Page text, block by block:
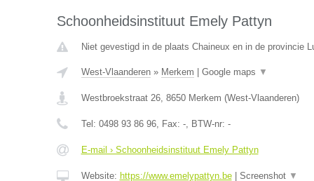
Schoonheidsinstituut Emely Pattyn
Niet gevestigd in de plaats Chaineux en in de provincie
West-Vlaanderen» Merkem Google maps ▼
Westbroekstraat 26, 8650 Merkem (West-Vlaanderen)
Tel: 0498 93 86 96, Fax: -, BTW-nr: -
E-mail › Schoonheidsinstituut Emely Pattyn
Website: https://www.emelypattyn.be| Screenshot ▼